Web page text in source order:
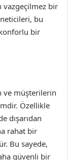
vazgeçilmez bir
bu
bir
ve müşterilerin
Özellikle
dışarıdan
rahat bir
Bu sayede,
güvenli bir